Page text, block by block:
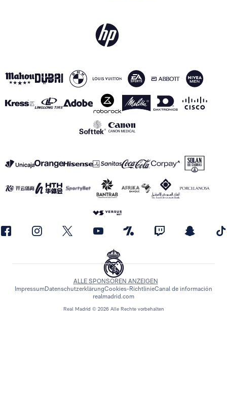
Real Madrid © 2026 Alle Rechte vorbehalten
ALLE SPONSOREN ANZEIGEN
ImpressumDatenschutzerklärungCookies-RichtlinieCanal de información
realmadrid.com